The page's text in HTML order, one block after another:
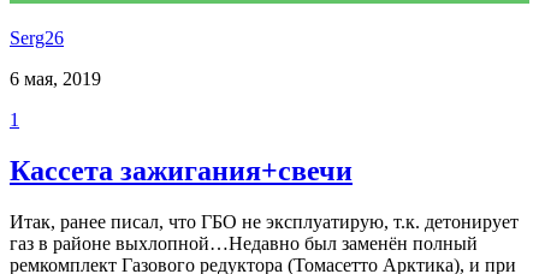
Serg26
6 мая, 2019
1
Кассета зажигания+свечи
Итак, ранее писал, что ГБО не эксплуатирую, т.к. детонирует
газ в районе выхлопной…Недавно был заменён полный
ремкомплект Газового редуктора (Томасетто Арктика), и при